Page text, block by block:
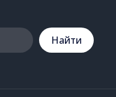
Hайти